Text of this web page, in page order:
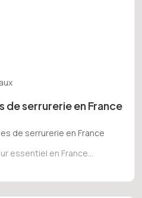
de serrurerie en France
de serrurerie en France
essentiel en France...